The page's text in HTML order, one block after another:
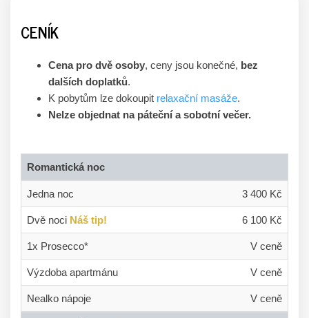
CENÍK
Cena pro dvě osoby, ceny jsou konečné, bez
dalších doplatků.
K pobytům lze dokoupit relaxační masáže.
Nelze objednat na páteční a sobotní večer.
Romantická noc
Jedna noc 3 400 Kč
Dvě noci Náš tip! 6 100 Kč
1x Prosecco* V ceně
Výzdoba apartmánu V ceně
Nealko nápoje V ceně